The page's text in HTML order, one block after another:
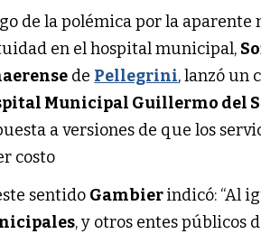
de la polémica por la aparente
en el hospital municipal,
de Pellegrini, lanzó un
Municipal Guillermo del
a versiones de que los
costo
sentido Gambierindicó: “Al
, y otros entes públicos